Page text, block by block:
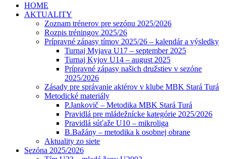
HOME
AKTUALITY
Zoznam trénerov pre sezónu 2025/2026
Rozpis tréningov 2025/26
Prípravné zápasy tímov 2025/26 – kalendár a výsledky
Turnaj Myjava U17 – september 2025
Turnaj Kyjov U14 – august 2025
Prípravné zápasy našich družstiev v sezóne
2025/2026
Zásady pre správanie aktérov v klube MBK Stará Turá
Metodické materiály
P.Jankovič – Metodika MBK Stará Turá
Pravidlá pre mládežnícke kategórie 2025/2026
Pravidlá súťaže U10 – mikroliga
B.Bažány – metodika k osobnej obrane
Aktuality zo siete
Sezóna 2025/2026